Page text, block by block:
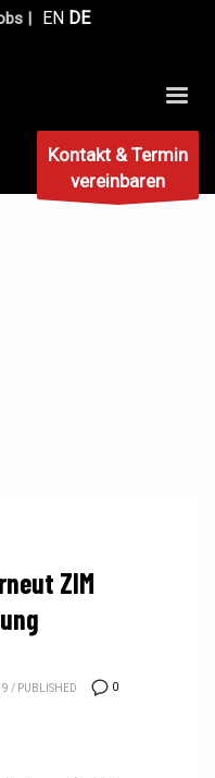
| EN DE
Kontakt & Termin
vereinbaren
ZIM
0
/ PUBLISHED